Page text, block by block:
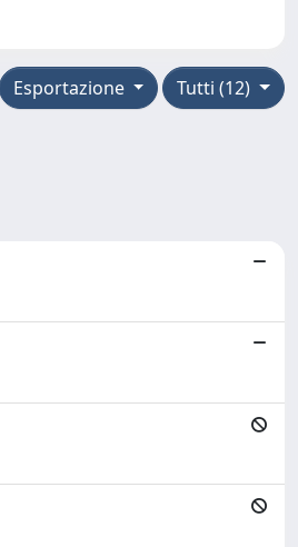
Tutti (12)
Esportazione